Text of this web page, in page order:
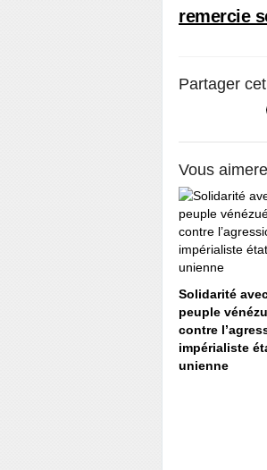
remercie
Partager
Vous
Solidarité
peuple
contre
impérialiste
unienne